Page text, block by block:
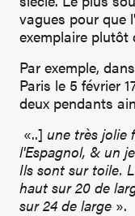
vagues pour que
exemplaire plutôt
Par exemple,
Paris le 5 février
deux pendants
«..] une très jolie
l'Espagnol, & un
Ils sont sur toile.
haut sur 20 de
sur 24 de large ».